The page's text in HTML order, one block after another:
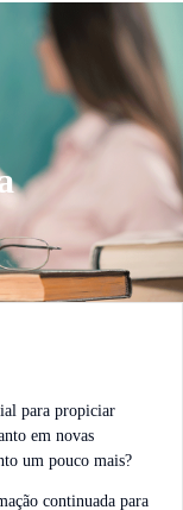
para propiciar
em novas
um pouco mais?
continuada para